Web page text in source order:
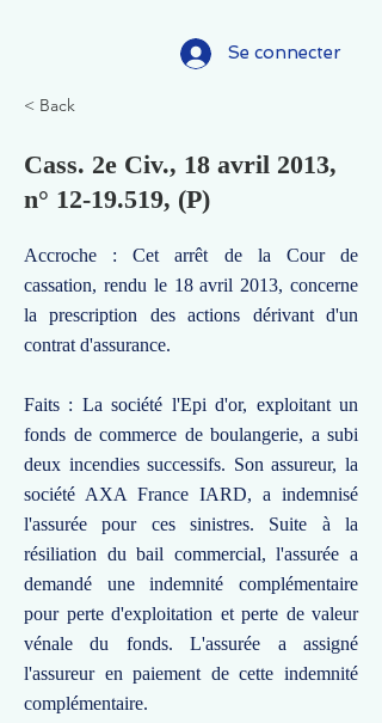
Se connecter
< Back
Cass. 2e Civ., 18 avril 2013,
n° 12-19.519, (P)
Accroche : Cet arrêt de la Cour de
cassation, rendu le 18 avril 2013, concerne
la prescription des actions dérivant d'un
contrat d'assurance.
Faits : La société l'Epi d'or, exploitant un
fonds de commerce de boulangerie, a subi
deux incendies successifs. Son assureur, la
société AXA France IARD, a indemnisé
l'assurée pour ces sinistres. Suite à la
résiliation du bail commercial, l'assurée a
demandé une indemnité complémentaire
pour perte d'exploitation et perte de valeur
vénale du fonds. L'assurée a assigné
l'assureur en paiement de cette indemnité
complémentaire.